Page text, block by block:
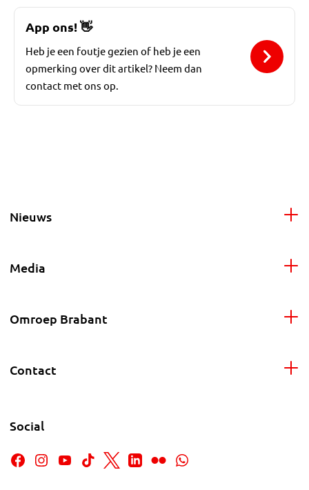
App ons!👋
Heb je een foutje gezien of heb je een
opmerking over dit artikel? Neem dan
contact met ons op.
Nieuws
Media
Omroep Brabant
Contact
Social